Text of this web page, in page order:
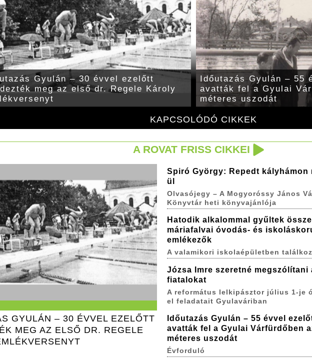
KAPCSOLÓDÓ CIKKEK
Gyulán – 30 évvel ezelőtt
meg az első dr. Regele Károly
Időutazás Gyulán – 55
avatták fel a Gyulai
méteres uszodát
A ROVAT FRISS CIKKEI
GYULÁN – 30 ÉVVEL EZELŐTT
MEG AZ ELSŐ DR. REGELE
Spiró György: Repedt kályhámon
ül
Olvasójegy – A Mogyoróssy János
Könyvtár heti könyvajánlója
Hatodik alkalommal gyűltek
máriafalvai óvodás- és
emlékezők
A valamikori iskolaépületben
Józsa Imre szeretné megszólítani
fiatalokat
A református lelkipásztor július 1-je
el feladatait Gyulaváriban
Időutazás Gyulán – 55 évvel
avatták fel a Gyulai Várfürdőben
méteres uszodát
Évforduló